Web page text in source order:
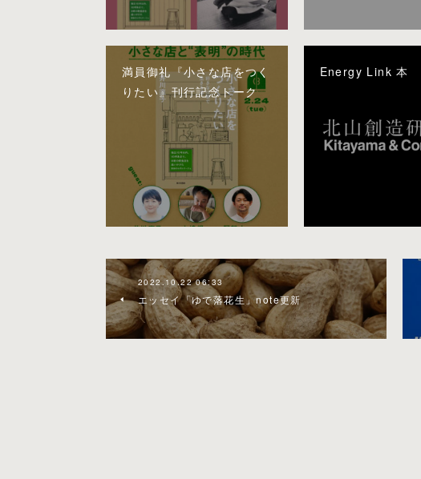
満員御礼『小さな店をつく
りたい』刊行記念トーク
Energy Link 本
2022.10.22 06:33
エッセイ「ゆで落花生」note更新